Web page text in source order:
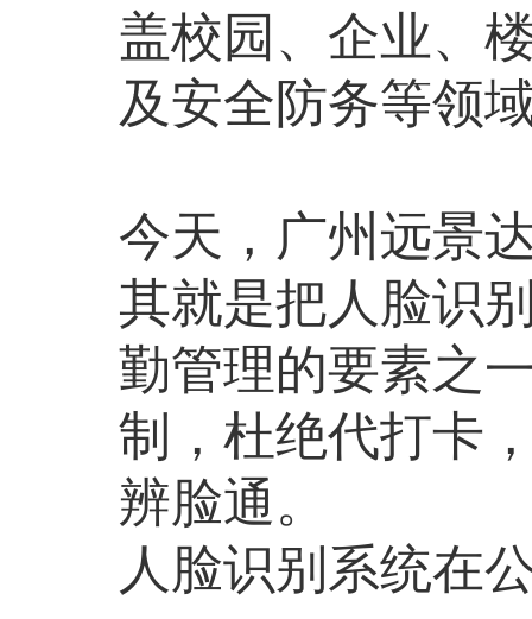
盖校园、企业、
及安全防务等领
今天，广州远景
其就是把人脸识
勤管理的要素之
制，杜绝代打卡
辨脸通。
人脸识别系统在